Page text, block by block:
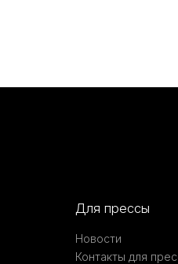
Для прессы
Новости
Контакты для